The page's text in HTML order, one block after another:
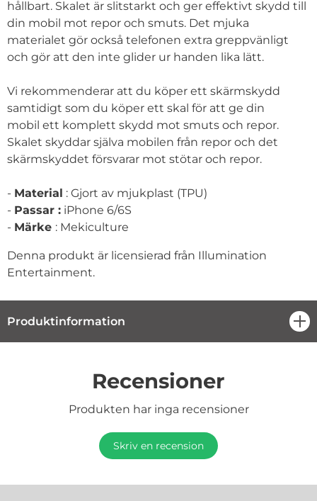
hållbart. Skalet är slitstarkt och ger effektivt skydd till
din mobil mot repor och smuts. Det mjuka
materialet gör också telefonen extra greppvänligt
och gör att den inte glider ur handen lika lätt.
Vi rekommenderar att du köper ett skärmskydd
samtidigt som du köper ett skal för att ge din
mobil ett komplett skydd mot smuts och repor.
Skalet skyddar själva mobilen från repor och det
skärmskyddet försvarar mot stötar och repor.
- Material : Gjort av mjukplast (TPU)
- Passar : iPhone 6/6S
- Märke : Mekiculture
Denna produkt är licensierad från Illumination
Entertainment.
Produktinformation
Recensioner
Produkten har inga recensioner
Skriv en recension